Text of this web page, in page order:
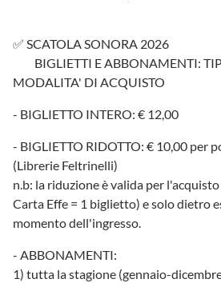
✅ SCATOLA SONORA 2026
BIGLIETTI E ABBONAMENTI:
MODALITA' DI ACQUISTO
- BIGLIETTO INTERO: € 12,00
- BIGLIETTO RIDOTTO: € 10,00 per
(Librerie Feltrinelli)
n.b: la riduzione è valida per
Carta Effe = 1 biglietto) e solo dietro
momento dell'ingresso.
- ABBONAMENTI:
1) tutta la stagione (gennaio-